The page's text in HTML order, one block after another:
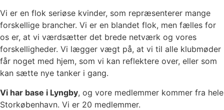
Vi er en flok seriøse kvinder, som repræsenterer mange
forskellige brancher. Vi er en blandet flok, men fælles for
os er, at vi værdsætter det brede netværk og vores
forskelligheder. Vi lægger vægt på, at vi til alle klubmøder
får noget med hjem, som vi kan reflektere over, eller som
kan sætte nye tanker i gang.
Vi har base i Lyngby, og vore medlemmer kommer fra hele
Storkøbenhavn. Vi er 20 medlemmer.